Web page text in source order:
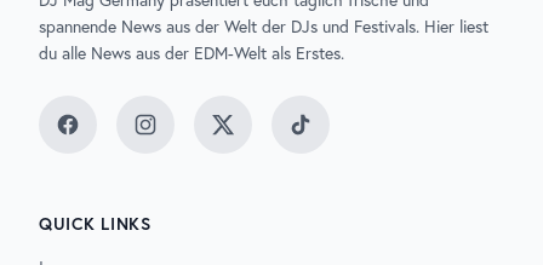
spannende News aus der Welt der DJs und Festivals. Hier liest
du alle News aus der EDM-Welt als Erstes.
FacebookInstagramTwitter TikTok
QUICK LINKS